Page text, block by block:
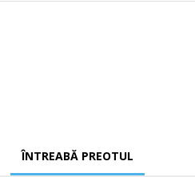
ÎNTREABĂ PREOTUL